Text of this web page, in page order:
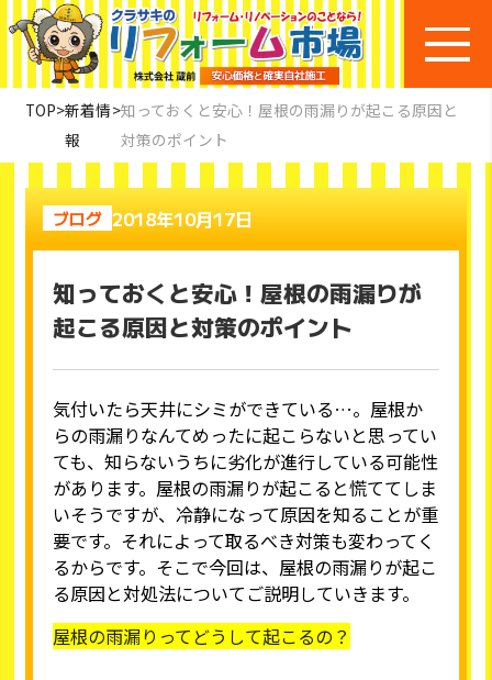
TOP>新着情
報
>知っておくと安心！屋根の雨漏りが起こる原因と
対策のポイント
ブログ 2018年10月17日
知っておくと安心！屋根の雨漏りが
起こる原因と対策のポイント
気付いたら天井にシミができている…。屋根か
らの雨漏りなんてめったに起こらないと思ってい
ても、知らないうちに劣化が進行している可能性
があります。屋根の雨漏りが起こると慌ててしま
いそうですが、冷静になって原因を知ることが重
要です。それによって取るべき対策も変わってく
るからです。そこで今回は、屋根の雨漏りが起こ
る原因と対処法についてご説明していきます。
屋根の雨漏りってどうして起こるの？